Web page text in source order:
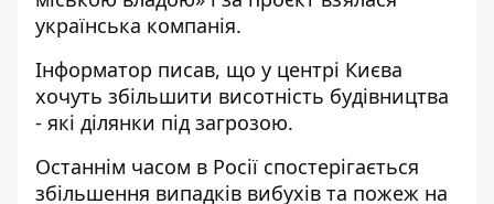
українська компанія.
Інформатор писав, що у центрі Києва
хочуть збільшити висотність будівництва
- які ділянки під загрозою.
Останнім часом в Росії спостерігається
збільшення випадків вибухів та пожеж на